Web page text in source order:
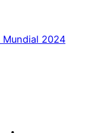
Mundial 2024